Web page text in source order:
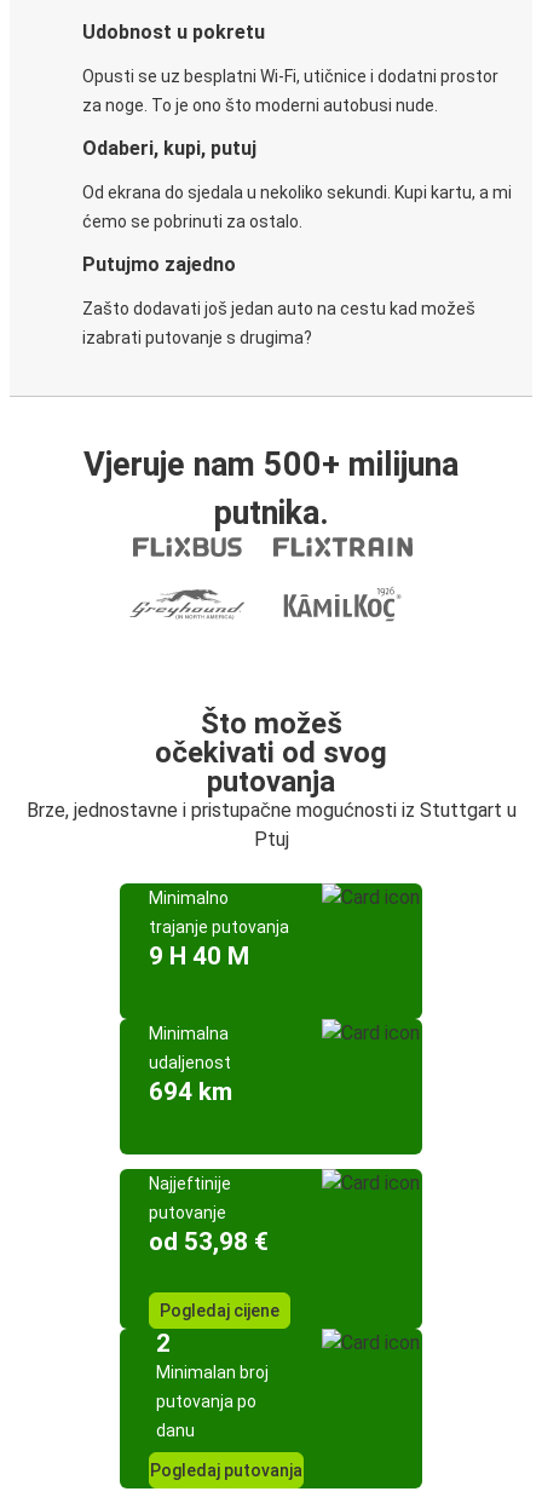
Udobnost u pokretu
Opusti se uz besplatni Wi-Fi, utičnice i dodatni prostor
za noge. To je ono što moderni autobusi nude.
Odaberi, kupi, putuj
Od ekrana do sjedala u nekoliko sekundi. Kupi kartu, a mi
ćemo se pobrinuti za ostalo.
Putujmo zajedno
Zašto dodavati još jedan auto na cestu kad možeš
izabrati putovanje s drugima?
Vjeruje nam 500+ milijuna
putnika.
Što možeš
očekivati od svog
putovanja
Brze, jednostavne i pristupačne mogućnosti iz Stuttgart u
Ptuj
Minimalno
trajanje putovanja
9 H 40 M
Minimalna
udaljenost
694 km
Najjeftinije
putovanje
od 53,98 €
Pogledaj cijene
2
Minimalan broj
putovanja po
danu
Pogledaj putovanja